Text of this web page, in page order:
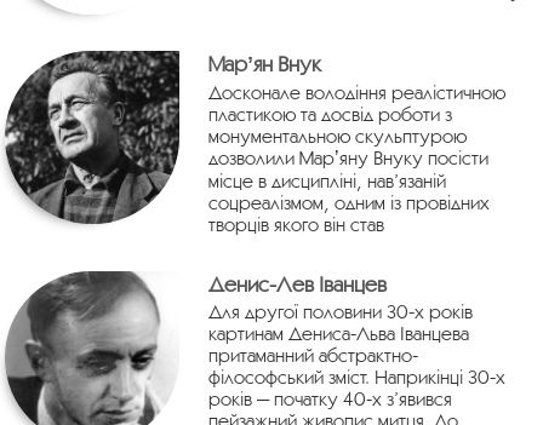
Марʼян Внук
Досконале володіння реалістичною
пластикою та досвід роботи з
монументальною скульптурою
дозволили Марʼяну Внуку посісти
місце в дисципліні, нав’язаній
соцреалізмом, одним із провідних
творців якого він став
Денис-Лев Іванцев
Для другої половини 30-х років
картинам Дениса-Льва Іванцева
притаманний абстрактно-
філософський зміст. Наприкінці 30-х
років — початку 40-х з’явився
пейзажний живопис митця. До